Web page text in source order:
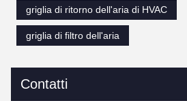
griglia di ritorno dell'aria di HVAC
griglia di filtro dell'aria
Contatti